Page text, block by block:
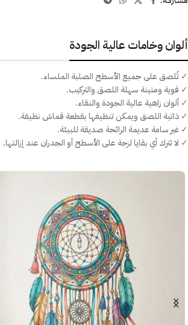
ألوان وخامات عالية الجودة
✓ تُلصق على جميع الأسطح الصلبة الملساء.
✓ قوية ومتينة سهلة اللصق والتركيب.
✓ ألوان زاهية عالية الجودة والنقاء.
✓ ذاتية اللصق ويمكن تنظيفها بقطعة قماش نظيفة.
✓ غير سامة عديمة الرائحة صديقة للبيئة.
✓ لا تترك أي بقايا لزجة على الأسطح أو الجدران عند إزالتها.